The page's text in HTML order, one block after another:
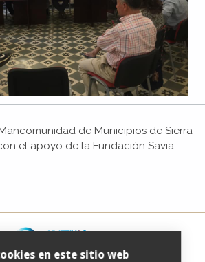
de Municipios de Sierra
el apoyo de la Fundación Savia.
en este sitio web